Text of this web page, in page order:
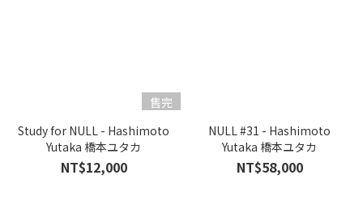
售完
Study for NULL - Hashimoto
Yutaka 橋本ユタカ
NT$12,000
NULL #31 - Hashimoto
Yutaka 橋本ユタカ
NT$58,000